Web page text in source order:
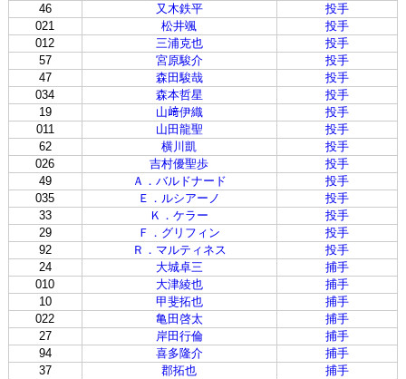
46
又木鉄平
投手
021
松井颯
投手
012
三浦克也
投手
57
宮原駿介
投手
47
森田駿哉
投手
034
森本哲星
投手
19
山﨑伊織
投手
011
山田龍聖
投手
62
横川凱
投手
026
吉村優聖歩
投手
49
Ａ．バルドナード
投手
035
Ｅ．ルシアーノ
投手
33
Ｋ．ケラー
投手
29
Ｆ．グリフィン
投手
92
Ｒ．マルティネス
投手
24
大城卓三
捕手
010
大津綾也
捕手
10
甲斐拓也
捕手
022
亀田啓太
捕手
27
岸田行倫
捕手
94
喜多隆介
捕手
37
郡拓也
捕手